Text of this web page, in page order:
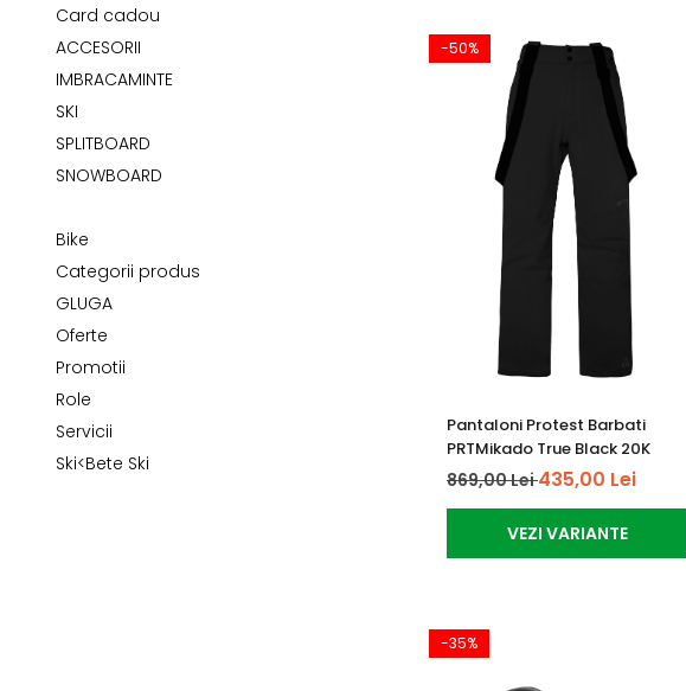
Pantaloni outdoor
Sosete Outdoor
Curele
Sepci
Bustiere
Card cadou
ACCESORII
IMBRACAMINTE
SKI
SPLITBOARD
SNOWBOARD
Bike
Categorii produs
GLUGA
Oferte
Promotii
Role
Servicii
Ski<Bete Ski
-50%
Pantaloni Protest Barbati
PRTMikado True Black 20K
869,00 Lei435,00 Lei
VEZI VARIANTE
-35%